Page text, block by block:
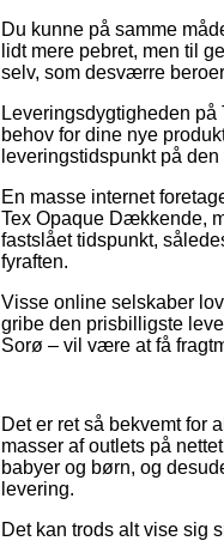
Du kunne på samme
lidt mere pebret, men til
selv, som desværre
Leveringsdygtigheden
behov for dine nye
leveringstidspunkt på
En masse internet
Tex Opaque Dækkende,
fastslået tidspunkt,
fyraften.
Visse online selskaber
gribe den prisbilligste
Sorø – vil være at få
Det er ret så bekvemt for
masser af outlets på
babyer og børn, og
levering.
Det kan trods alt vise sig